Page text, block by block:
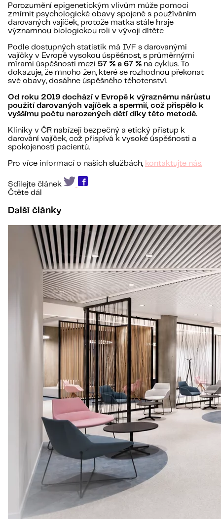
Porozumění epigenetickým vlivům může pomoci
zmírnit psychologické obavy spojené s používáním
darovaných vajíček, protože matka stále hraje
významnou biologickou roli v vývoji dítěte​
Podle dostupných statistik má IVF s darovanými
vajíčky v Evropě vysokou úspěšnost, s průměrnými
mírami úspěšnosti mezi 57 % a 67 % na cyklus. To
dokazuje, že mnoho žen, které se rozhodnou překonat
své obavy, dosáhne úspěšného těhotenství.
Od roku 2019 dochází v Evropě k výraznému nárůstu
použití darovaných vajíček a spermií, což přispělo k
vyššímu počtu narozených dětí díky této metodě​.
Kliniky v ČR nabízejí bezpečný a etický přístup k
darování vajíček, což přispívá k vysoké úspěšnosti a
spokojenosti pacientů.
Pro více informací o našich službách, kontaktujte nás.
Sdílejte článek
Čtěte dál
Další články